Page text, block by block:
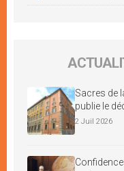
Sacres de
publie le
2 Juil 2026